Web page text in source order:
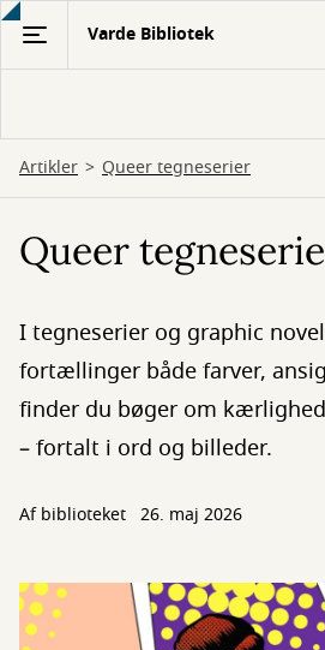
Gå
hovedindhold
Varde Bibliotek
Artikler Queer tegneserier
Queer
I tegneserier og graphic
fortællinger både farver,
finder du bøger om
– fortalt i ord og billeder.
Af biblioteket 26. maj 2026